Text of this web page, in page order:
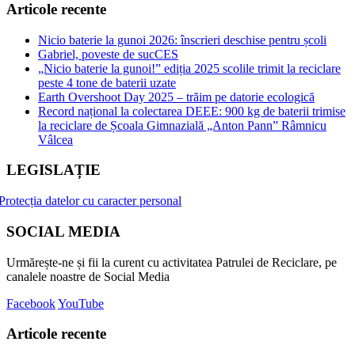
Articole recente
Nicio baterie la gunoi 2026: înscrieri deschise pentru școli
Gabriel, poveste de sucCES
„Nicio baterie la gunoi!” ediția 2025 scolile trimit la reciclare
peste 4 tone de baterii uzate
Earth Overshoot Day 2025 – trăim pe datorie ecologică
Record național la colectarea DEEE: 900 kg de baterii trimise
la reciclare de Școala Gimnazială „Anton Pann” Râmnicu
Vâlcea
LEGISLAȚIE
datelor cu caracter personal
SOCIAL MEDIA
Urmărește-ne și fii la curent cu activitatea Patrulei de Reciclare, pe
canalele noastre de Social Media
FacebookYouTube
Articole recente